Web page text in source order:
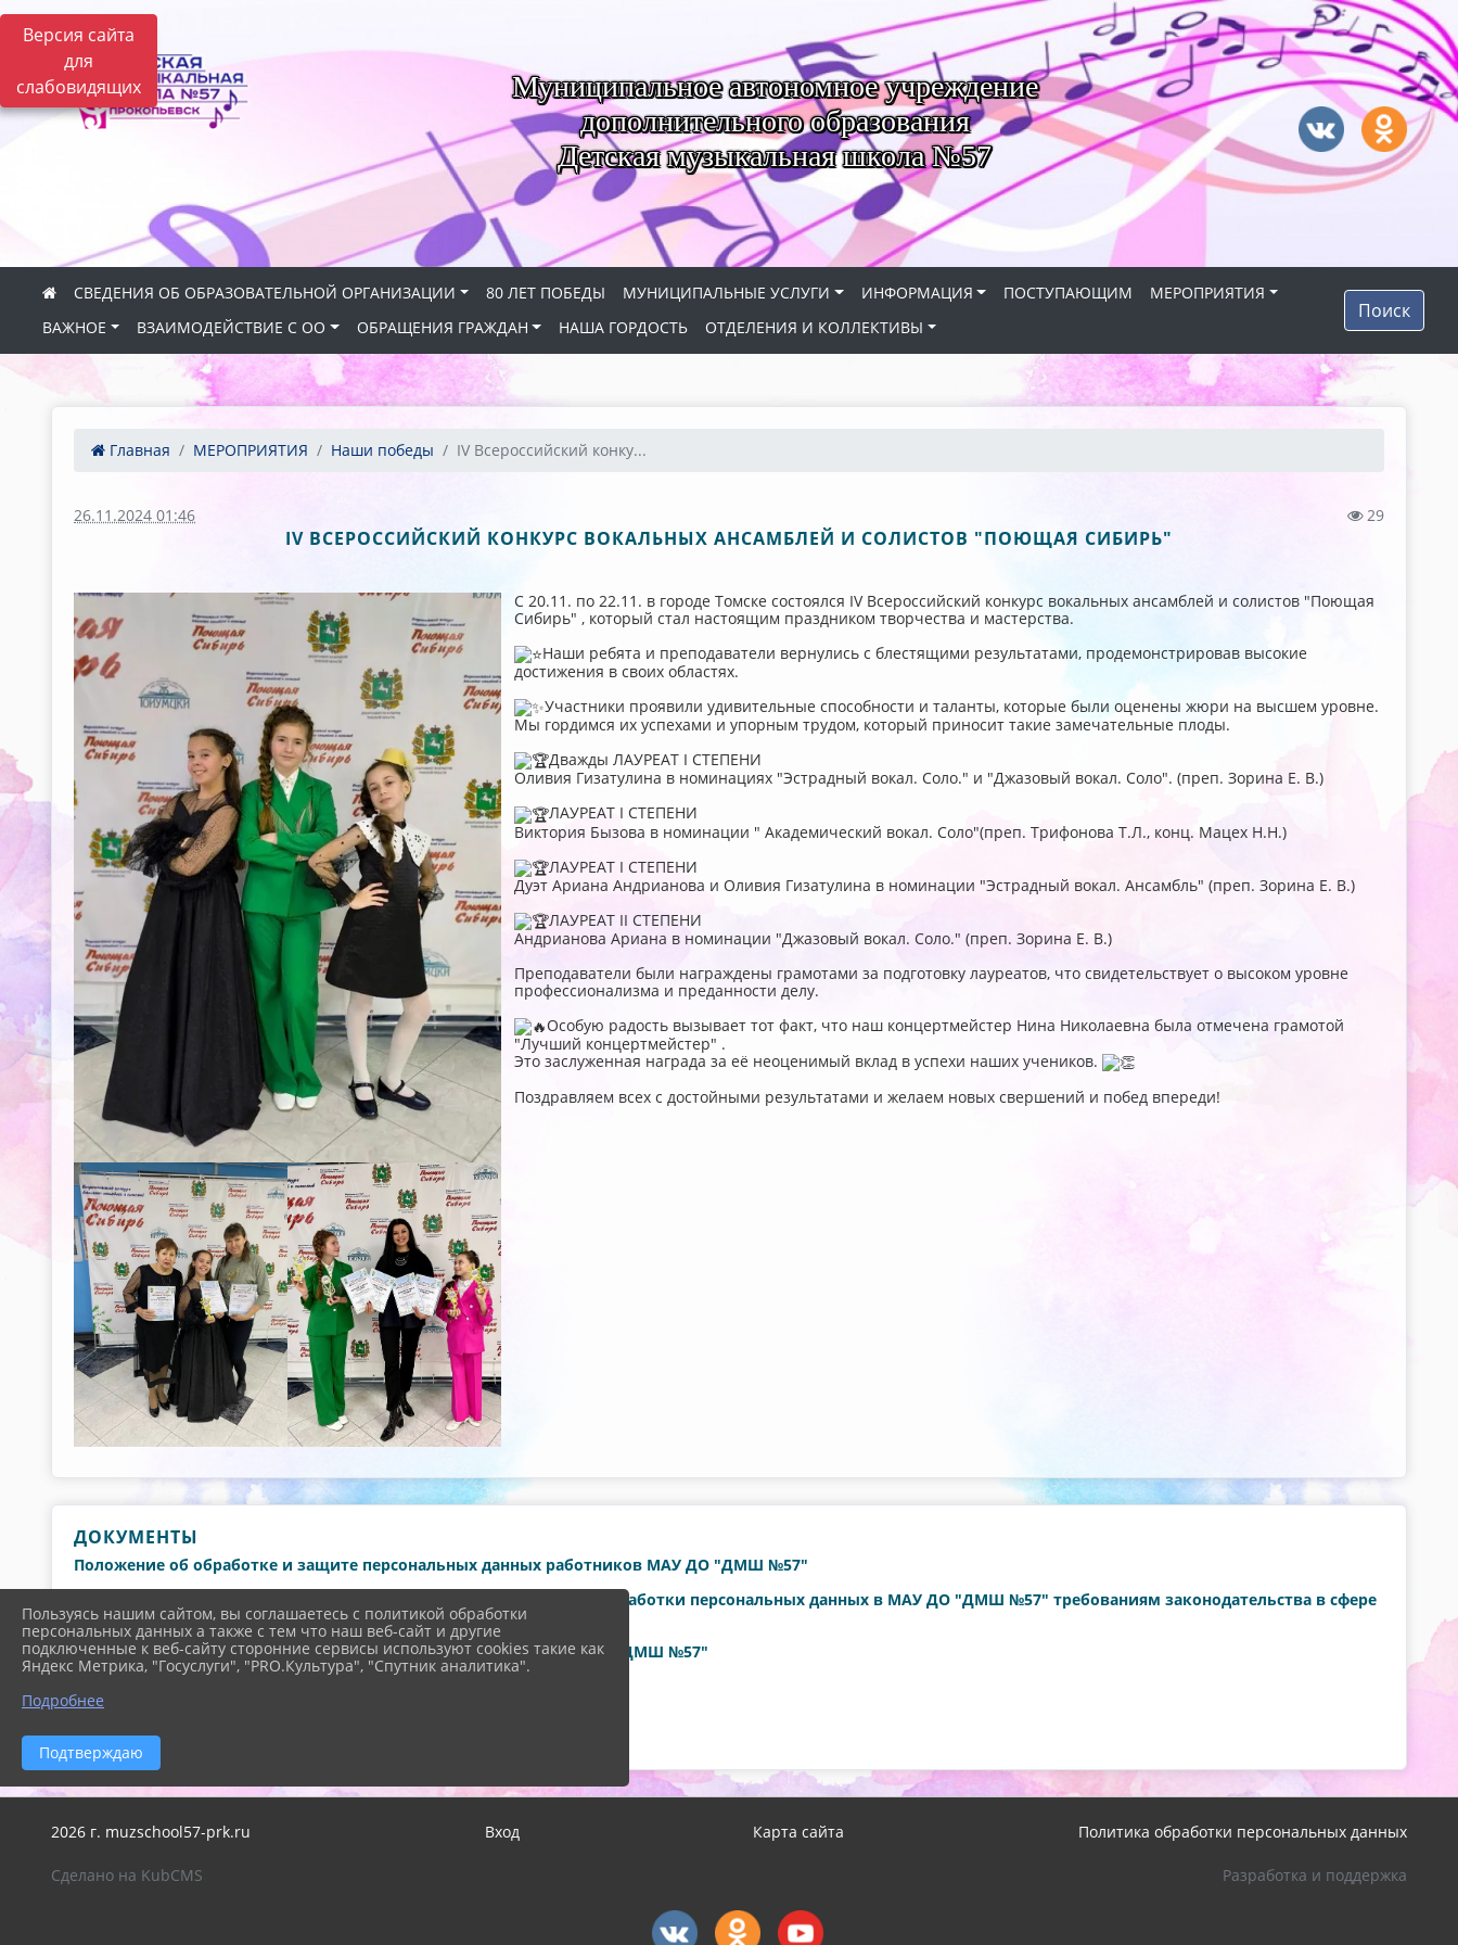
Версия сайта
для
слабовидящих
Муниципальное автономное учреждение
дополнительного образования
Детская музыкальная школа №57
СВЕДЕНИЯ ОБ ОБРАЗОВАТЕЛЬНОЙ ОРГАНИЗАЦИИ 80 ЛЕТ ПОБЕДЫ МУНИЦИПАЛЬНЫЕ УСЛУГИ ИНФОРМАЦИЯ ПОСТУПАЮЩИМ
МЕРОПРИЯТИЯ
ВАЖНОЕ
ВЗАИМОДЕЙСТВИЕ С ОО ОБРАЩЕНИЯ ГРАЖДАН НАША ГОРДОСТЬ ОТДЕЛЕНИЯ И КОЛЛЕКТИВЫ
Поиск
Главная МЕРОПРИЯТИЯ Наши победы IV Всероссийский конку...
26.11.2024 01:46 29
IV ВСЕРОССИЙСКИЙ КОНКУРС ВОКАЛЬНЫХ АНСАМБЛЕЙ И СОЛИСТОВ "ПОЮЩАЯ СИБИРЬ"
С 20.11. по 22.11. в городе Томске состоялся IV Всероссийский конкурс вокальных ансамблей и солистов "Поющая
Сибирь" , который стал настоящим праздником творчества и мастерства.
Наши ребята и преподаватели вернулись с блестящими результатами, продемонстрировав высокие
достижения в своих областях.
Участники проявили удивительные способности и таланты, которые были оценены жюри на высшем уровне.
Мы гордимся их успехами и упорным трудом, который приносит такие замечательные плоды.
Дважды ЛАУРЕАТ I СТЕПЕНИ
Оливия Гизатулина в номинациях "Эстрадный вокал. Соло." и "Джазовый вокал. Соло". (преп. Зорина Е. В.)
ЛАУРЕАТ I СТЕПЕНИ
Виктория Бызова в номинации " Академический вокал. Соло"(преп. Трифонова Т.Л., конц. Мацех Н.Н.)
ЛАУРЕАТ I СТЕПЕНИ
Дуэт Ариана Андрианова и Оливия Гизатулина в номинации "Эстрадный вокал. Ансамбль" (преп. Зорина Е. В.)
ЛАУРЕАТ II СТЕПЕНИ
Андрианова Ариана в номинации "Джазовый вокал. Соло." (преп. Зорина Е. В.)
Преподаватели были награждены грамотами за подготовку лауреатов, что свидетельствует о высоком уровне
профессионализма и преданности делу.
Особую радость вызывает тот факт, что наш концертмейстер Нина Николаевна была отмечена грамотой
"Лучший концертмейстер" .
Это заслуженная награда за её неоценимый вклад в успехи наших учеников.
Поздравляем всех с достойными результатами и желаем новых свершений и побед впереди!
ДОКУМЕНТЫ
Положение об обработке и защите персональных данных работников МАУ ДО "ДМШ №57"
Положение о внутреннем контроле и (или) аудите соответствия обработки персональных данных в МАУ ДО "ДМШ №57" требованиям законодательства в сфере
обработки персональных данных
Подожение о защите персональных данных обучающихся МАУ ДО "ДМШ №57"
2026 г. muzschool57-prk.ru Вход Карта сайта Политика обработки персональных данных
Сделано на KubCMS Разработка и поддержка
Пользуясь нашим сайтом, вы соглашаетесь с политикой обработки
персональных данных а также с тем что наш веб-сайт и другие
подключенные к веб-сайту сторонние сервисы используют cookies такие как
Яндекс Метрика, "Госуслуги", "PRO.Культура", "Спутник аналитика".
Подробнее
Подтверждаю